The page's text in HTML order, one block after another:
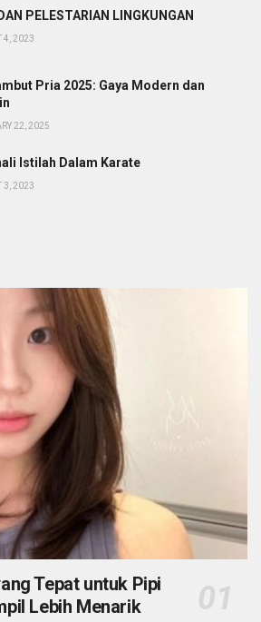
PELESTARIAN LINGKUNGAN
4, 2023
Pria 2025: Gaya Modern dan
22, 2025
Istilah Dalam Karate
3, 2023
Tepat untuk Pipi
Lebih Menarik